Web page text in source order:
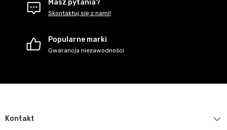
Masz pytania?
Skontaktuj się z nami!
Popularne marki
Gwarancja niezawodności
Kontakt